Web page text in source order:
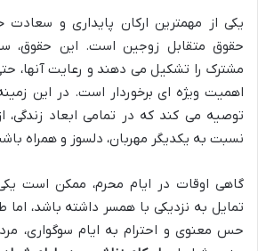
یکی از مهمترین ارکان پایداری و سعادت
حقوق متقابل زوجین است. این حقوق،
مشترک را تشکیل می دهند و رعایت آنها،
اهمیت ویژه ای برخوردار است. در این
توصیه می کند که در تمامی ابعاد زندگی،
نسبت به یکدیگر مهربان، دلسوز و همراه
گاهی اوقات در ایام محرم، ممکن است
تمایل به نزدیکی با همسر داشته باشد،
حس معنوی و احترام به ایام سوگواری،